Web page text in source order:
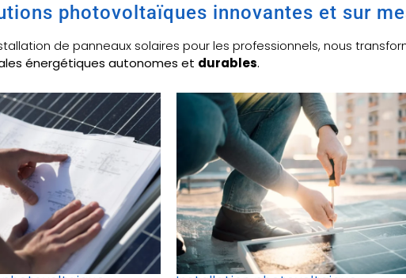
photovoltaïques innovantes et sur
de panneaux solaires pour les professionnels, nous
énergétiques autonomes et durables.